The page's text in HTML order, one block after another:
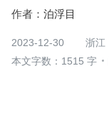
作者： 泊浮目
2023-12-30
浙江
本文字数：1515 字